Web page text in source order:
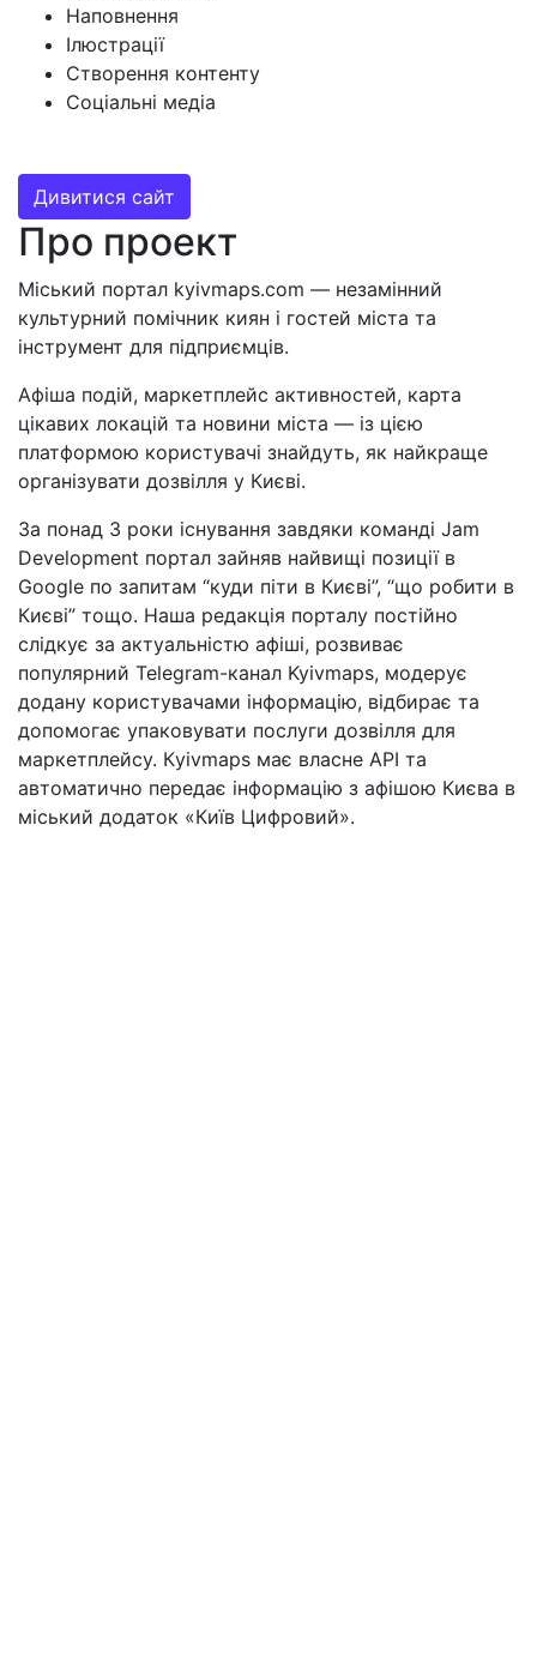
Наповнення
Ілюстрації
Створення контенту
Соціальні медіа
Дивитися сайт
Про проект
Міський портал kyivmaps.com — незамінний
культурний помічник киян і гостей міста та
інструмент для підприємців.
Афіша подій, маркетплейс активностей, карта
цікавих локацій та новини міста — із цією
платформою користувачі знайдуть, як найкраще
організувати дозвілля у Києві.
За понад 3 роки існування завдяки команді Jam
Development портал зайняв найвищі позиції в
Google по запитам “куди піти в Києві”, “що робити в
Києві” тощо. Наша редакція порталу постійно
слідкує за актуальністю афіші, розвиває
популярний Telegram-канал Kyivmaps, модерує
додану користувачами інформацію, відбирає та
допомогає упаковувати послуги дозвілля для
маркетплейсу. Кyivmaps має власне API та
автоматично передає інформацію з афішою Києва в
міський додаток «Київ Цифровий».